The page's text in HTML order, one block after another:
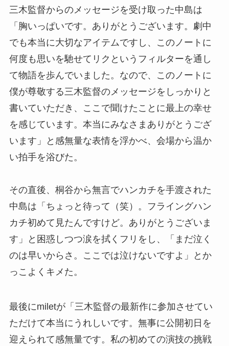
三木監督からのメッセージを受け取った中島は
「胸いっぱいです。ありがとうございます。劇中
でも本当に大切なアイテムですし、このノートに
何度も思いを馳せてリクというフィルターを通し
て物語を歩んでいました。なので、このノートに
僕が尊敬する三木監督のメッセージをしっかりと
書いていただき、ここで聞けたことに最上の幸せ
を感じています。本当にみなさまありがとうござ
います」と感無量な表情を浮かべ、会場から温か
い拍手を浴びた。
その直後、桐谷から無言でハンカチを手渡された
中島は「ちょっと待って（笑）。フライングハン
カチ初めて見たんですけど。ありがとうございま
す」と困惑しつつ涙を拭くフリをし、「まだ泣く
のは早いからさ。ここでは泣けないですよ」とか
っこよくキメた。
最後にmiletが「三木監督の最新作に参加させてい
ただけて本当にうれしいです。無事に公開初日を
迎えられて感無量です。私の初めての演技の挑戦